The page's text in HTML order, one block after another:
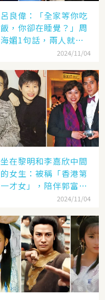
呂良偉：「全家等你吃
飯，你卻在睡覺？」周
海媚1句話，兩人就此
2024/11/04
坐在黎明和李嘉欣中間
的女生：被稱「香港第
一才女」，陪伴郭富城
「29年」卻看他娶了別
2024/11/04